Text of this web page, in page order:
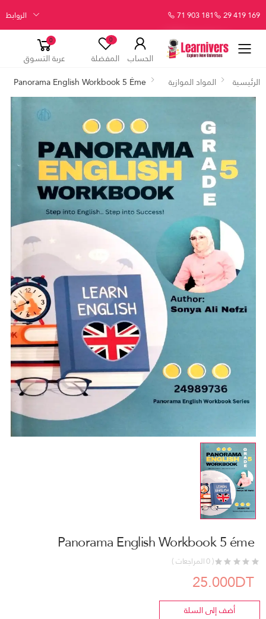
29 419 169
71 903 181 الروابط
الحساب
0
المفضلة
0
عربة التسوق
الرئيسية
المواد الموازية Panorama English Workbook 5 Éme
Panorama English Workbook 5 éme
( 0 المراجعات )
25.000DT
أضف إلى السلة